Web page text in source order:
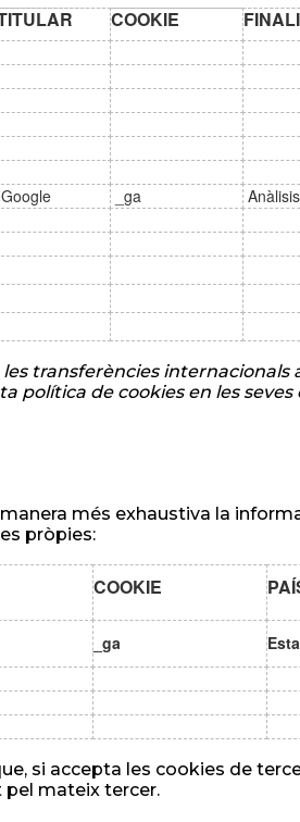
COOKIE
Google _ga Anàlisis
transferències internacionals
política de cookies en les
més exhaustiva la
pròpies:
COOKIE
_ga
si accepta les cookies de
mateix tercer.